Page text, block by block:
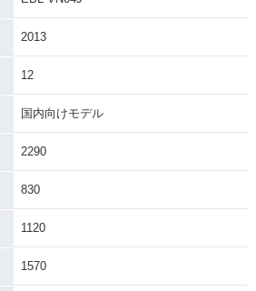
2014年 BOLT・新登
2013
12
国内向けモデル
2290
830
1120
1570